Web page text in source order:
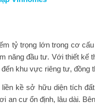
tỷ trọng lớn trong cơ
năng đầu tư. Với thiết
khu vực riêng tư,
kề sở hữu diện tích
an cư ổn định, lâu dài.